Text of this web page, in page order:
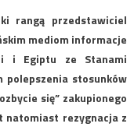
rangą przedstawiciel
mediom informacje
i Egiptu ze Stanami
polepszenia stosunków
się” zakupionego
natomiast rezygnacja z